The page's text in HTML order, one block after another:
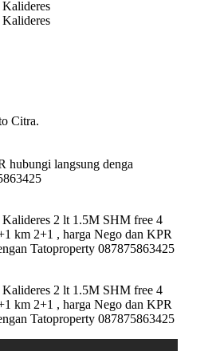
Citra.
hubungi langsung denga
2 lt 1.5M SHM free 4
km 2+1 , harga Nego dan KPR
Tatoproperty 087875863425
2 lt 1.5M SHM free 4
km 2+1 , harga Nego dan KPR
Tatoproperty 087875863425